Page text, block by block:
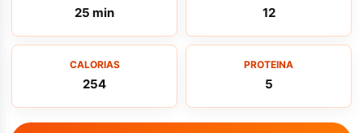
25 min 12
CALORIAS
254
PROTEINA
5